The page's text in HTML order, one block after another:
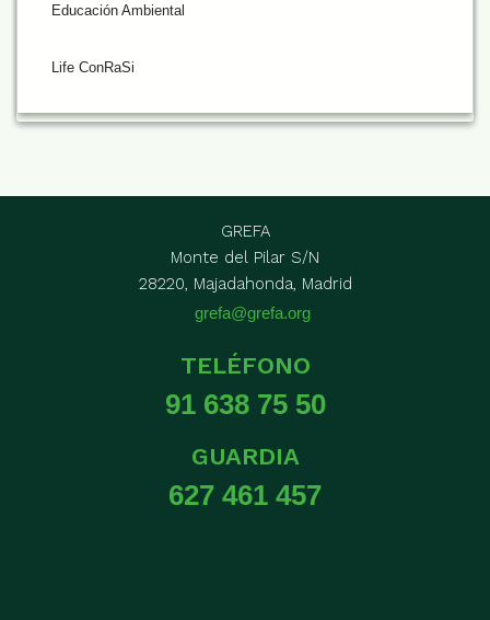
Educación Ambiental
Life ConRaSi
GREFA
Monte del Pilar S/N
28220, Majadahonda, Madrid
grefa@grefa.org
TELÉFONO
91 638 75 50
GUARDIA
627 461 457